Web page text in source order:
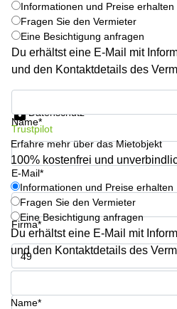
Büro
mieten
Basel
Büro
mieten
Center
Zürich
Business
Center
Zug
Business
Center
Bern
9 Basel
Aeschengraben
29 Basel
Zugerstrasse
13 Wil
Werftestrasse
4 Luzern
Informationen und Preise erhalten
Fragen Sie den Vermieter
Eine Besichtigung anfragen
Du erhältst eine E-Mail mit
und den Kontaktdetails des
Name*
E-Mail*
Firma*
Telefon*
Datenschutz
Trustpilot
Erfahre mehr über das Mietobjekt
100% kostenfrei und
Informationen und Preise erhalten
Fragen Sie den Vermieter
Eine Besichtigung anfragen
Du erhältst eine E-Mail mit
und den Kontaktdetails des
Name*